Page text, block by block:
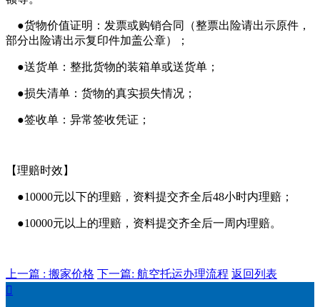
●货物价值证明：发票或购销合同（整票出险请出示原件，
部分出险请出示复印件加盖公章）；
●送货单：整批货物的装箱单或送货单；
●损失清单：货物的真实损失情况；
●签收单：异常签收凭证；
【理赔时效】
●10000元以下的理赔，资料提交齐全后48小时内理赔；
●10000元以上的理赔，资料提交齐全后一周内理赔。
上一篇 : 搬家价格 下一篇: 航空托运办理流程 返回列表
